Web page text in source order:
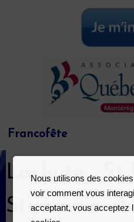
Francofête
Lachute - St-
St-Jérôme -
Nous utilisons des
voir comment vous
acceptant, vous acceptez